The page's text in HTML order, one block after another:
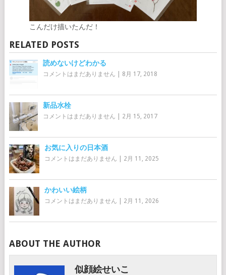
こんだけ描いたんだ！
RELATED POSTS
読めないけどわかる
コメントはまだありません 8月 17, 2018
新品水栓
コメントはまだありません 2月 15, 2017
お気に入りの日本酒
コメントはまだありません 2月 11, 2025
かわいい絵柄
コメントはまだありません 2月 11, 2026
ABOUT THE AUTHOR
似顔絵せいこ